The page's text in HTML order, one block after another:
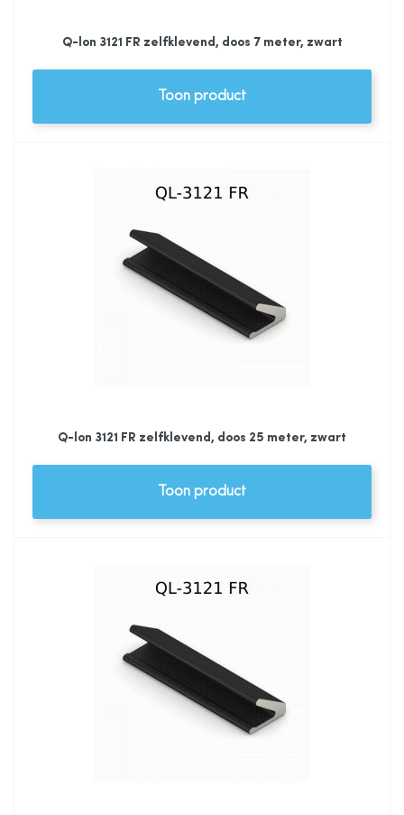
Q-lon 3121 FR zelfklevend, doos 7 meter, zwart
Toon product
Q-lon 3121 FR zelfklevend, doos 25 meter, zwart
Toon product